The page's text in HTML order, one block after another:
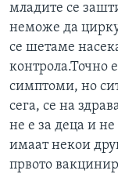
младите се
неможе да
се шетаме
контрола.Точно
симптоми, но
сега, се на
не е за деца и
имаат некои
првото